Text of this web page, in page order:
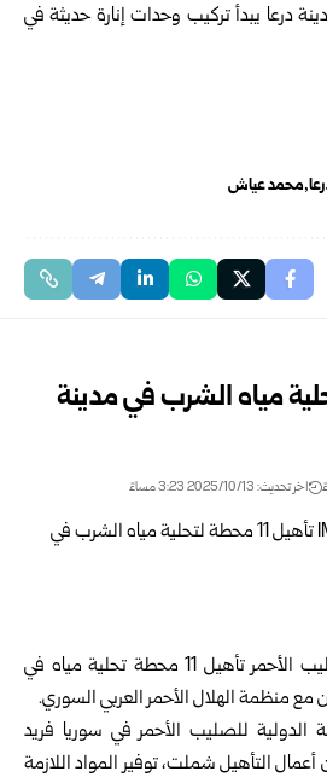
محمد عياش
لتحلية مياه الشرب في مدينة
اخر تحديث: 2025/10/13 3:23 مساءً
أعادت اللجنة الدولية للصليب الأحمر تأهيل 11 محطة تحلية مياه في
مع منظمة الهلال الأحمر العربي السوري.
الدولية للصليب الأحمرفي سوريا فريد
التأهيل شملت، توفير المواد اللازمة